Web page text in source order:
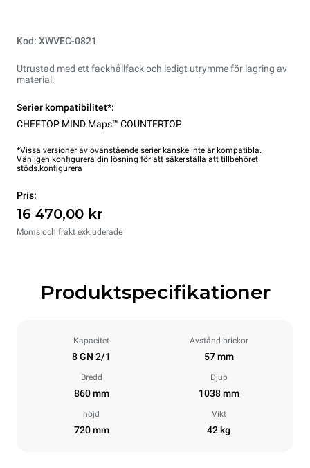
Kod: XWVEC-0821
Utrustad med ett fackhållfack och ledigt utrymme för lagring av
material.
Serier kompatibilitet*:
CHEFTOP MIND.Maps™ COUNTERTOP
*Vissa versioner av ovanstående serier kanske inte är kompatibla.
Vänligen konfigurera din lösning för att säkerställa att tillbehöret
stöds.konfigurera
Pris:
16 470,00 kr
Moms och frakt exkluderade
Produktspecifikationer
Kapacitet
8 GN 2/1
Avstånd brickor
57 mm
Bredd
860 mm
Djup
1038 mm
höjd
720 mm
Vikt
42 kg